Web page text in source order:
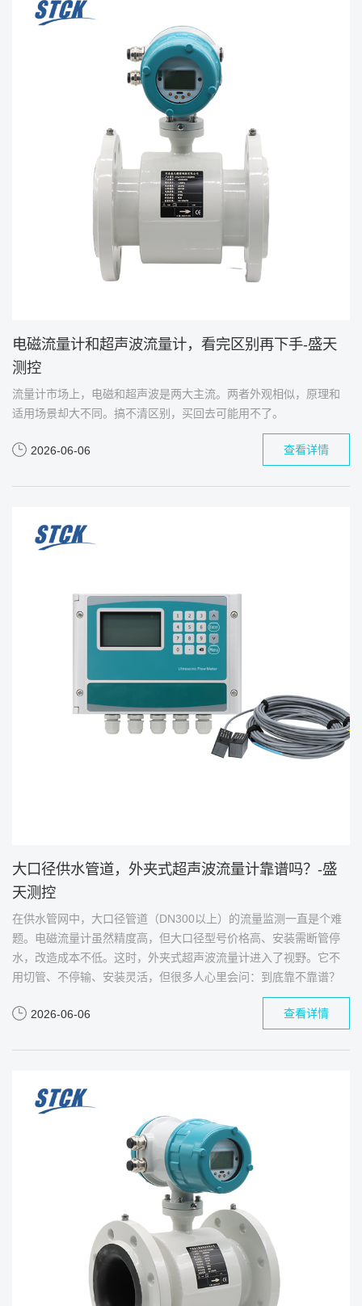
电磁流量计和超声波流量计，看完区别再下手-盛天
测控
流量计市场上，电磁和超声波是两大主流。两者外观相似，原理和
适用场景却大不同。搞不清区别，买回去可能用不了。
2026-06-06 查看详情
大口径供水管道，外夹式超声波流量计靠谱吗？-盛
天测控
在供水管网中，大口径管道（DN300以上）的流量监测一直是个难
题。电磁流量计虽然精度高，但大口径型号价格高、安装需断管停
水，改造成本不低。这时，外夹式超声波流量计进入了视野。它不
用切管、不停输、安装灵活，但很多人心里会问：到底靠不靠谱？
2026-06-06 查看详情